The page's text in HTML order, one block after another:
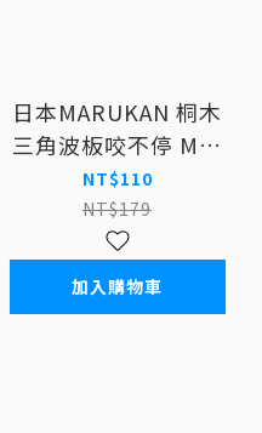
日本MARUKAN 桐木
三角波板咬不停 MK-
MR-373
NT$110
NT$179
加入購物車